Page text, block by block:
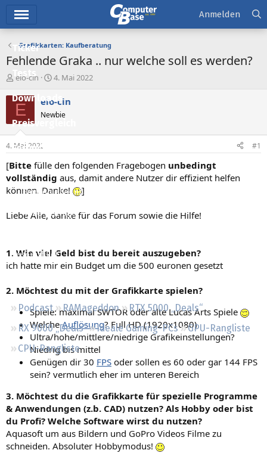
Ticker
Tests
Downloads
Preisvergleich
Forum
Aktuelles
Empfohlene Inhalte
Neue Beiträge
Leserartikel
Podcast RAMageddon
RTX 5000 „Deals“
RX 9000 „Deals“
Ideale Gaming-PCs
GPU-Rangliste
CPU-Rangliste
Anmelden
Grafikkarten: Kaufberatung
Fehlende Graka .. nur welche soll es werden?
E
s
e
l
e
r
elo-cin
E
s
e
t
a
4. Mai 2022
E elo-cin
Newbie
4. Mai 2022 #1
[Bitte fülle den folgenden Fragebogen unbedingt
vollständig aus, damit andere Nutzer dir effizient helfen
können. Danke!
]
Liebe Alle, danke für das Forum sowie die Hilfe!
1. Wie viel Geld bist du bereit auszugeben?
ich hatte mir ein Budget um die 500 euronen gesetzt
2. Möchtest du mit der Grafikkarte spielen?
Spiele: maximal SWTOR oder alte Lucas Arts Spiele
WelcheAuflösung? Full HD (1920x1080)
Ultra/hohe/mittlere/niedrige Grafikeinstellungen?
Niedrig bis mittel
Genügen dir 30 FPS oder sollen es 60 oder gar 144 FPS
sein? vermutlich eher im unteren Bereich
3. Möchtest du die Grafikkarte für spezielle Programme
& Anwendungen (z.b. CAD) nutzen? Als Hobby oder bist
du Profi? Welche Software wirst du nutzen?
Aquasoft um aus Bildern und GoPro Videos Filme zu
schneiden. Absoluter Hobbymodus!